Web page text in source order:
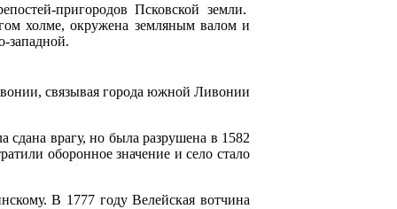
пригородов Псковской земли.
холме, окружена земляным валом и
западной.
связывая города южной Ливонии
врагу, но была разрушена в 1582
оборонное значение и село стало
В 1777 году Велейская вотчина